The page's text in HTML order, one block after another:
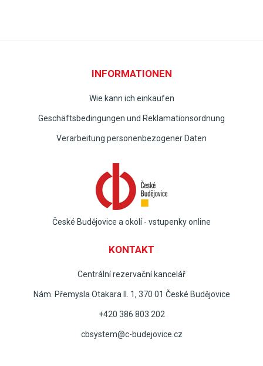
INFORMATIONEN
Wie kann ich einkaufen
Geschäftsbedingungen und Reklamationsordnung
Verarbeitung personenbezogener Daten
České Budějovice a okolí - vstupenky online
KONTAKT
Centrální rezervační kancelář
Nám. Přemysla Otakara II. 1, 370 01 České Budějovice
+420 386 803 202
cbsystem@c-budejovice.cz